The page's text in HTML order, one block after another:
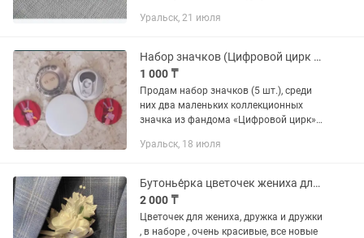
компьютером а также для защиты
зрения...
Уральск, 21 июля
Набор значков (Цифровой цирк и другие) 5 шт.
1 000 ₸
Продам набор значков (5 шт.), среди
них два маленьких коллекционных
значка из фандома «Цифровой цирк»
дополнительные значки — один чистый
Уральск, 18 июля
Бутонье́рка цветочек жениха для костюма
2 000 ₸
Цветочек для жениха, дружка и дружки
, в наборе , очень красивые, все новые